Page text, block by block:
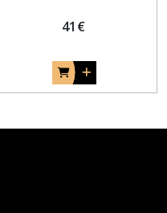
41 €